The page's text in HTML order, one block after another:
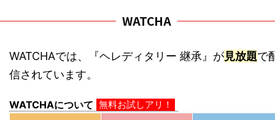
WATCHA
WATCHAでは、『ヘレディタリー 継承』が見放題で
信されています。
WATCHAについて 無料お試しアリ！